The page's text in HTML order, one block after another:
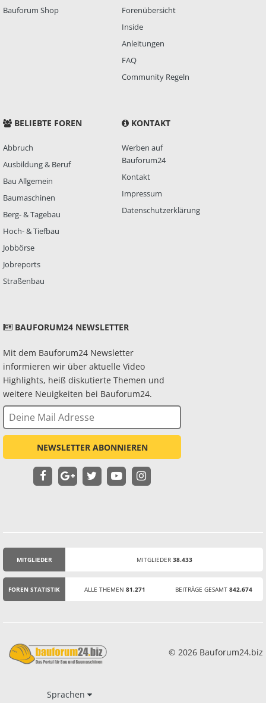
Bauforum Shop
Forenübersicht
Inside
Anleitungen
FAQ
Community Regeln
BELIEBTE FOREN
Abbruch
Ausbildung & Beruf
Bau Allgemein
Baumaschinen
Berg- & Tagebau
Hoch- & Tiefbau
Jobbörse
Jobreports
Straßenbau
KONTAKT
Werben auf
Bauforum24
Kontakt
Impressum
Datenschutzerklärung
BAUFORUM24 NEWSLETTER
Mit dem Bauforum24 Newsletter
informieren wir über aktuelle Video
Highlights, heiß diskutierte Themen und
weitere Neuigkeiten bei Bauforum24.
NEWSLETTER ABONNIEREN
MITGLIEDER MITGLIEDER 38.433
FOREN STATISTIK ALLE THEMEN 81.271 BEITRÄGE GESAMT 842.674
© 2026 Bauforum24.biz
Sprachen